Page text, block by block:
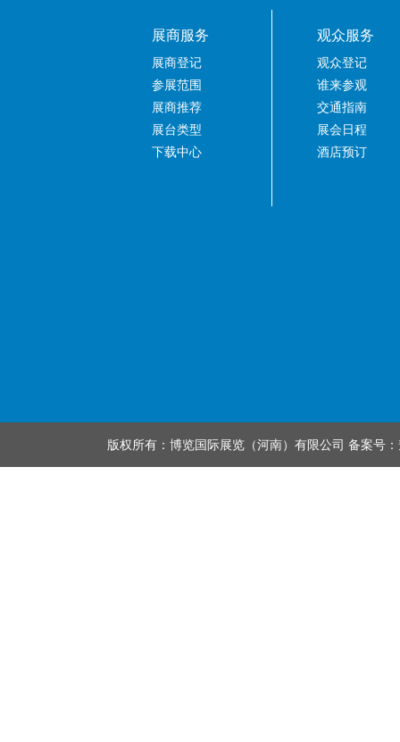
展商服务
展商登记
参展范围
展商推荐
展台类型
下载中心
观众服务
观众登记
谁来参观
交通指南
展会日程
酒店预订
版权所有：博览国际展览（河南）有限公司 备案号：